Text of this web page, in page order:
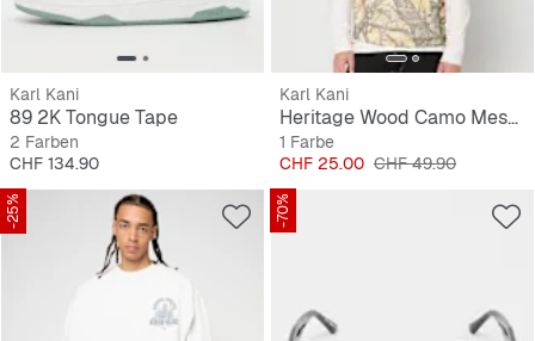
Karl Kani
89 2K Tongue Tape
2 Farben
Preis
CHF 134.90
Karl Kani
Heritage Wood Camo Mesh Boxy Jersey
1 Farbe
Preis
CHF 25.00 Originalpreis
CHF 49.90
-25% -70%